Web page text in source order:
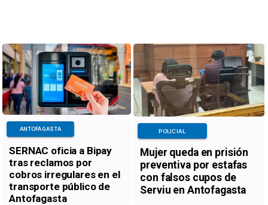
SERNAC oficia a Bipay
tras reclamos por
cobros irregulares en el
transporte público de
Antofagasta
ANTOFAGASTA
Mujer queda en prisión
preventiva por estafas
con falsos cupos de
Serviu en Antofagasta
POLICIAL